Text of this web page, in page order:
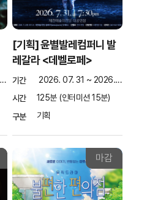
[기획] 윤별발레컴퍼니 발
레갈라 <데벨로페>
기간
2026. 07. 31 ~ 2026. 07. 31
시간
125분 (인터미션 15분)
구분
기획
마감